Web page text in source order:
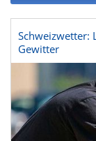
Schweizwetter:
Gewitter